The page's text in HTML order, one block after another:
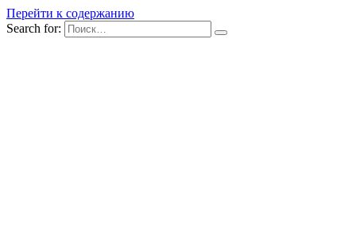
Перейти к содержанию
Search for: